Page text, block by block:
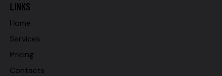
LINKS
Home
Services
Pricing
Contacts